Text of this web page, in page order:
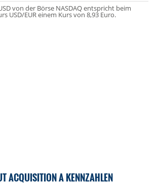
von der Börse NASDAQ entspricht beim
USD/EUR einem Kurs von 8,93 Euro.
ACQUISITION A KENNZAHLEN